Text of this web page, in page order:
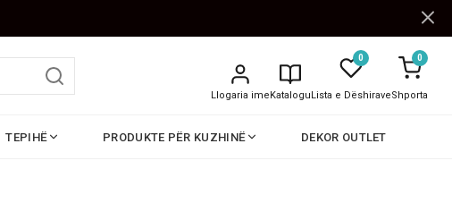
Llogaria imeKatalogu
0
Lista e Dëshirave
0
Shporta
TEPIHË PRODUKTE PËR KUZHINË DEKOR OUTLET